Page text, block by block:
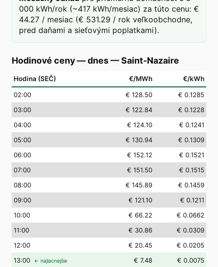
000 kWh/rok (~417 kWh/mesiac) za túto cenu: €
44.27 / mesiac (€ 531.29 / rok veľkoobchodne,
pred daňami a sieťovými poplatkami).
Hodinové ceny — dnes—Saint-Nazaire
Hodina (SEČ) €/MWh €/kWh
02:00 € 128.50
€ 0.1285
03:00 € 122.84
€ 0.1228
04:00 € 124.10
€ 0.1241
05:00 € 130.94
€ 0.1309
06:00 € 152.12
€ 0.1521
07:00 € 151.50
€ 0.1515
08:00 € 145.89
€ 0.1459
09:00 € 121.10
€ 0.1211
10:00 € 66.22
€ 0.0662
11:00 € 30.86
€ 0.0309
12:00 € 20.45
€ 0.0205
13:00 ← najlacnejšie € 7.48
€ 0.0075